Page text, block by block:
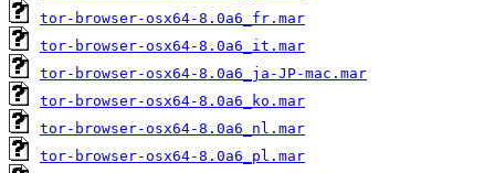
tor-browser-osx64-8.0a6_fr.mar
tor-browser-osx64-8.0a6_it.mar
tor-browser-osx64-8.0a6_ja-JP-mac.mar
tor-browser-osx64-8.0a6_ko.mar
tor-browser-osx64-8.0a6_nl.mar
tor-browser-osx64-8.0a6_pl.mar